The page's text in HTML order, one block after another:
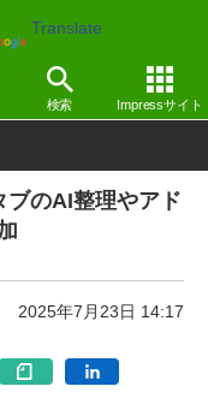
Translate
検索 Impressサイト
Windows
ブのAI整理やアド
2025年7月23日 14:17